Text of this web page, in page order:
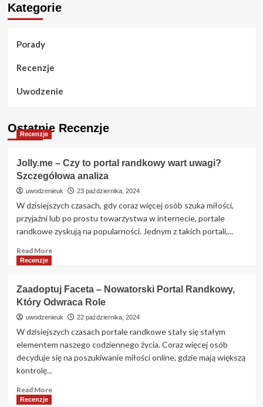
Kategorie
Porady
Recenzje
Uwodzenie
Ostatnie Recenzje
Recenzje
Jolly.me – Czy to portal randkowy wart uwagi?
Szczegółowa analiza
uwodzenieuk 23 października, 2024
W dzisiejszych czasach, gdy coraz więcej osób szuka miłości,
przyjaźni lub po prostu towarzystwa w internecie, portale
randkowe zyskują na popularności. Jednym z takich portali,...
Read MoreRead
–
Czy
to
randkowy
wart
uwagi?
Szczegółowa
Recenzje
Zaadoptuj Faceta – Nowatorski Portal Randkowy,
Który Odwraca Role
uwodzenieuk 22 października, 2024
W dzisiejszych czasach portale randkowe stały się stałym
elementem naszego codziennego życia. Coraz więcej osób
decyduje się na poszukiwanie miłości online, gdzie mają większą
kontrolę...
Read MoreRead
Recenzje